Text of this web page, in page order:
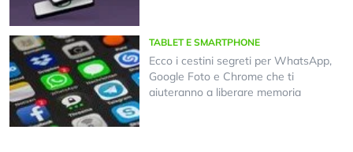
TABLET E SMARTPHONE
Ecco i cestini segreti per WhatsApp,
Google Foto e Chrome che ti
aiuteranno a liberare memoria